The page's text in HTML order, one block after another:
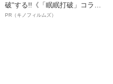
破”する!!《「眠眠打破」コラ
ボ》
PR（キノフィルムズ）